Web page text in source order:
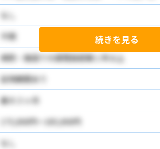
なし
不問
病院・施設での調理員経験１年以上
試用期間あり
最大３ヶ月
175,000円～185,000円
なし
続きを見る